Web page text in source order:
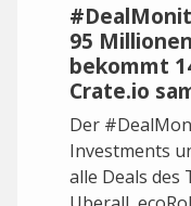
95
bekommt
Crate.io
Der
Investments
alle Deals des